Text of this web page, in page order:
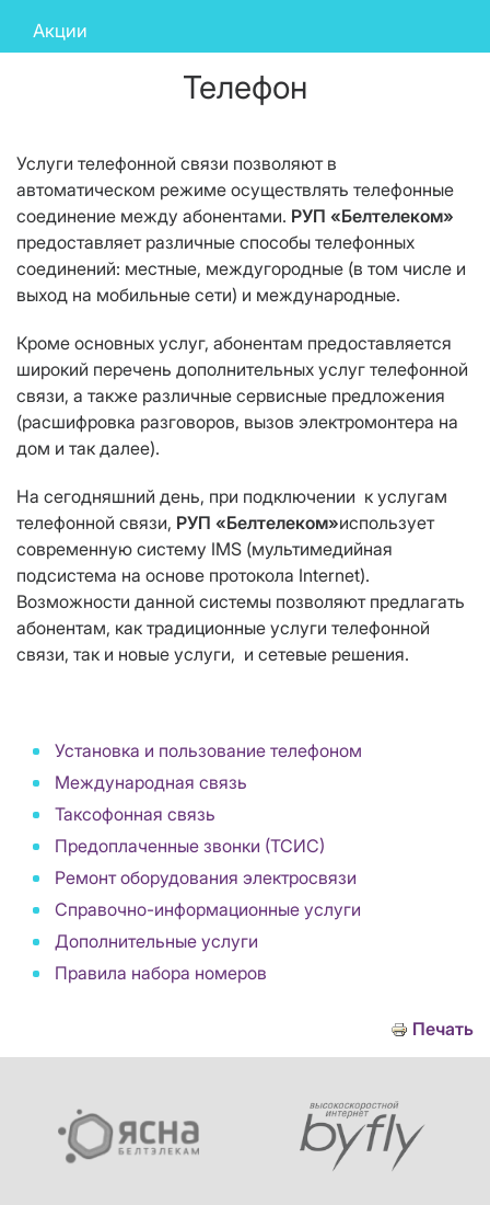
Акции
Телефон
Услуги телефонной связи позволяют в
автоматическом режиме осуществлять телефонные
соединение между абонентами. РУП «Белтелеком»
предоставляет различные способы телефонных
соединений: местные, междугородные (в том числе и
выход на мобильные сети) и международные.
Кроме основных услуг, абонентам предоставляется
широкий перечень дополнительных услуг телефонной
связи, а также различные сервисные предложения
(расшифровка разговоров, вызов электромонтера на
дом и так далее).
На сегодняшний день, при подключении к услугам
телефонной связи, РУП «Белтелеком»использует
современную систему IMS (мультимедийная
подсистема на основе протокола Internet).
Возможности данной системы позволяют предлагать
абонентам, как традиционные услуги телефонной
связи, так и новые услуги, и сетевые решения.
Установка и пользование телефоном
Международная связь
Таксофонная связь
Предоплаченные звонки (ТСИС)
Ремонт оборудования электросвязи
Справочно-информационные услуги
Дополнительные услуги
Правила набора номеров
Печать